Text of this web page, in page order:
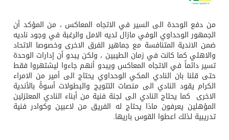
مفتى جمهورية مصر العربية الوعي الديني الصحيح يصوغ شخصيةً قياديةً متوازنةً تجمع بين العلم والأخلاق والعمل
من دفع الوحدة الى السير في الاتجاه المعاكس ، من المؤكد أن
الجمهور الوحداوي الوفي مازال لديه الامل والرغبة في وجود ناديه
ضمن الاندية المتنافسة مع جماهير الفرق الاخرى وخصوصا الاتحاد
والاهلي كما كانت في زمان الطيبين ، ولكن يبدو أن إدارات الوحدة
تسير دائماً في الاتجاه المعاكس ويبدو أنهم جاءوا ليشتهروا فقط
حتى قلنا بان النادي المكي الوحداوي يحتاج الى أمير من الامراء
الكرام يقود النادي الى منصات التتويج والبطولات أسوةً بالأندية
الاخرى كما يحتاج النادي الى لجنة فنية من أبناء النادي المعتزلين
المؤهلين يعرفون ماذا يحتاج له الفريق من لاعبين وكوادر فنية
تدريبية لذلك اعطوا القوس باريها.